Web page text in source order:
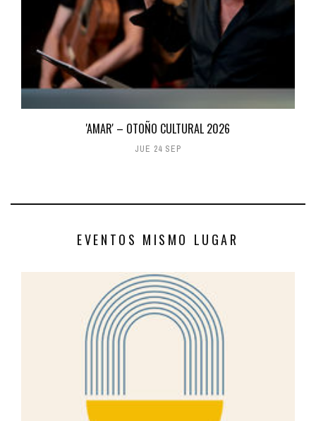
'AMAR' – OTOÑO CULTURAL 2026
JUE 24 SEP
EVENTOS MISMO LUGAR